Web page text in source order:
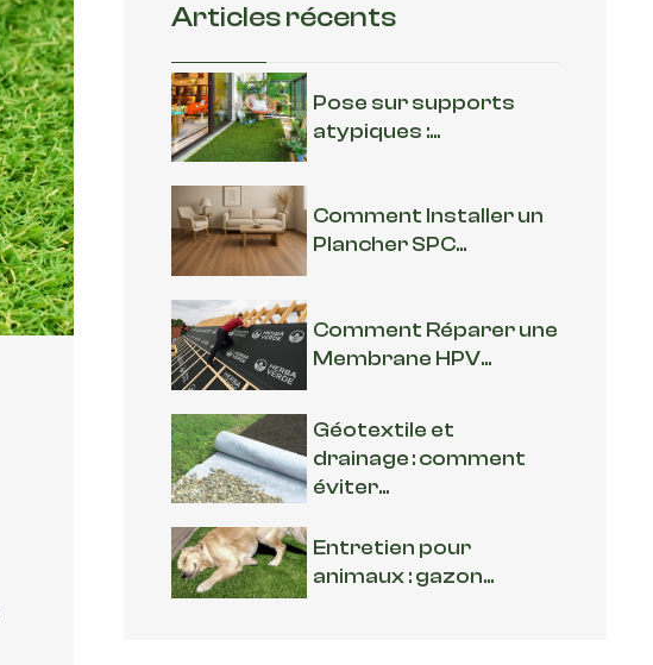
Articles récents
Pose sur supports
atypiques :...
Comment Installer un
Plancher SPC...
Comment Réparer une
Membrane HPV...
Géotextile et
drainage : comment
éviter...
Entretien pour
animaux : gazon...